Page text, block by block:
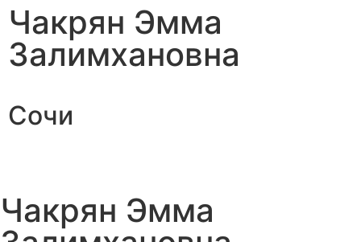
Чакрян Эмма
Залимхановна
Сочи
Чакрян Эмма